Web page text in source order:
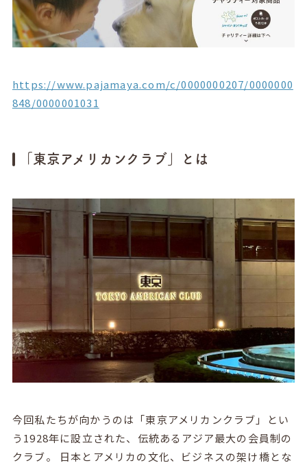
https://www.pajamaya.com/c/0000000207/0000000
848/0000001031
「東京アメリカンクラブ」とは
今回私たちが向かうのは「東京アメリカンクラブ」とい
う1928年に設立された、伝統あるアジア最大の会員制の
クラブ。 日本とアメリカの文化、ビジネスの架け橋とな